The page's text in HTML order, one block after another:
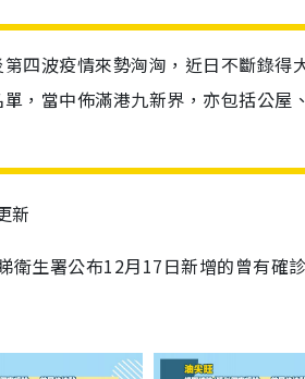
四波疫情來勢洶洶，近日不斷錄
，當中佈滿港九新界，亦包括公
新
衛生署公布12月17日新增的曾有確